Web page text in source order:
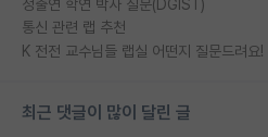
정출연 학연 박사 질문(DGIST)
통신 관련 랩 추천
K 전전 교수님들 랩실 어떤지 질문드려요!
최근 댓글이 많이 달린 글